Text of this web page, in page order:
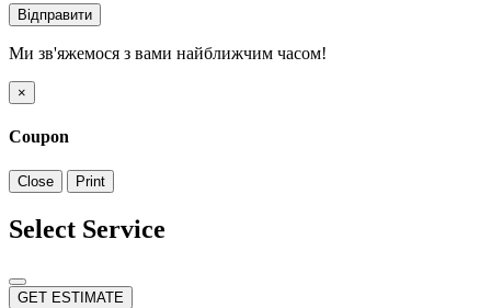
Відправити
Ми зв'яжемося з вами найближчим часом!
×
Coupon
Close Print
Select Service
GET ESTIMATE